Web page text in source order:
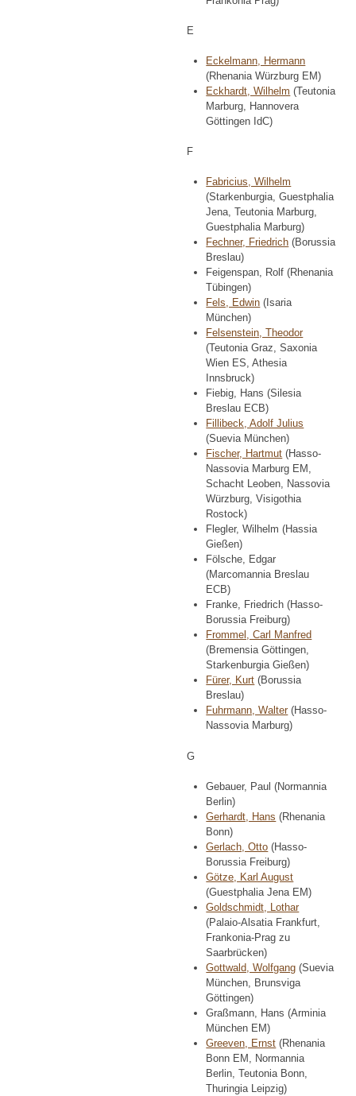
E
Eckelmann, Hermann
(Rhenania Würzburg EM)
Eckhardt, Wilhelm (Teutonia
Marburg, Hannovera
Göttingen IdC)
F
Fabricius, Wilhelm
(Starkenburgia, Guestphalia
Jena, Teutonia Marburg,
Guestphalia Marburg)
Fechner, Friedrich (Borussia
Breslau)
Feigenspan, Rolf (Rhenania
Tübingen)
Fels, Edwin (Isaria
München)
Felsenstein, Theodor
(Teutonia Graz, Saxonia
Wien ES, Athesia
Innsbruck)
Fiebig, Hans (Silesia
Breslau ECB)
Fillibeck, Adolf Julius
(Suevia München)
Fischer, Hartmut (Hasso-
Nassovia Marburg EM,
Schacht Leoben, Nassovia
Würzburg, Visigothia
Rostock)
Flegler, Wilhelm (Hassia
Gießen)
Fölsche, Edgar
(Marcomannia Breslau
ECB)
Franke, Friedrich (Hasso-
Borussia Freiburg)
Frommel, Carl Manfred
(Bremensia Göttingen,
Starkenburgia Gießen)
Fürer, Kurt (Borussia
Breslau)
Fuhrmann, Walter (Hasso-
Nassovia Marburg)
G
Gebauer, Paul (Normannia
Berlin)
Gerhardt, Hans (Rhenania
Bonn)
Gerlach, Otto (Hasso-
Borussia Freiburg)
Götze, Karl August
(Guestphalia Jena EM)
Goldschmidt, Lothar
(Palaio-Alsatia Frankfurt,
Frankonia-Prag zu
Saarbrücken)
Gottwald, Wolfgang (Suevia
München, Brunsviga
Göttingen)
Graßmann, Hans (Arminia
München EM)
Greeven, Ernst (Rhenania
Bonn EM, Normannia
Berlin, Teutonia Bonn,
Thuringia Leipzig)